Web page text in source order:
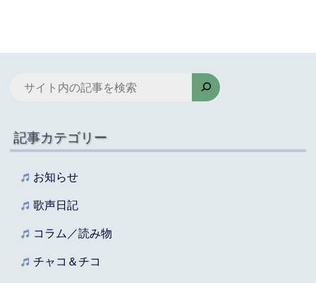
記事カテゴリー
お知らせ
歌声日記
コラム／読み物
チャコ＆チコ